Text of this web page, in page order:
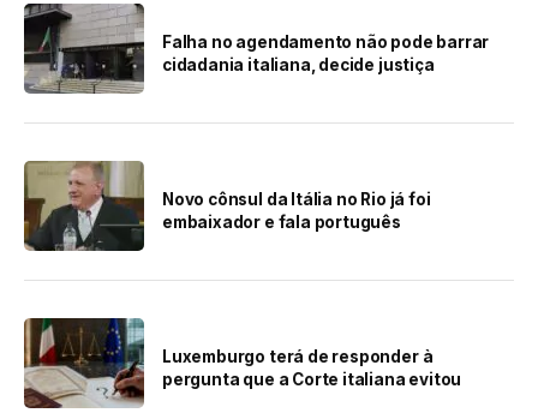
Falha no agendamento não pode barrar
cidadania italiana, decide justiça
Novo cônsul da Itália no Rio já foi
embaixador e fala português
Luxemburgo terá de responder à
pergunta que a Corte italiana evitou